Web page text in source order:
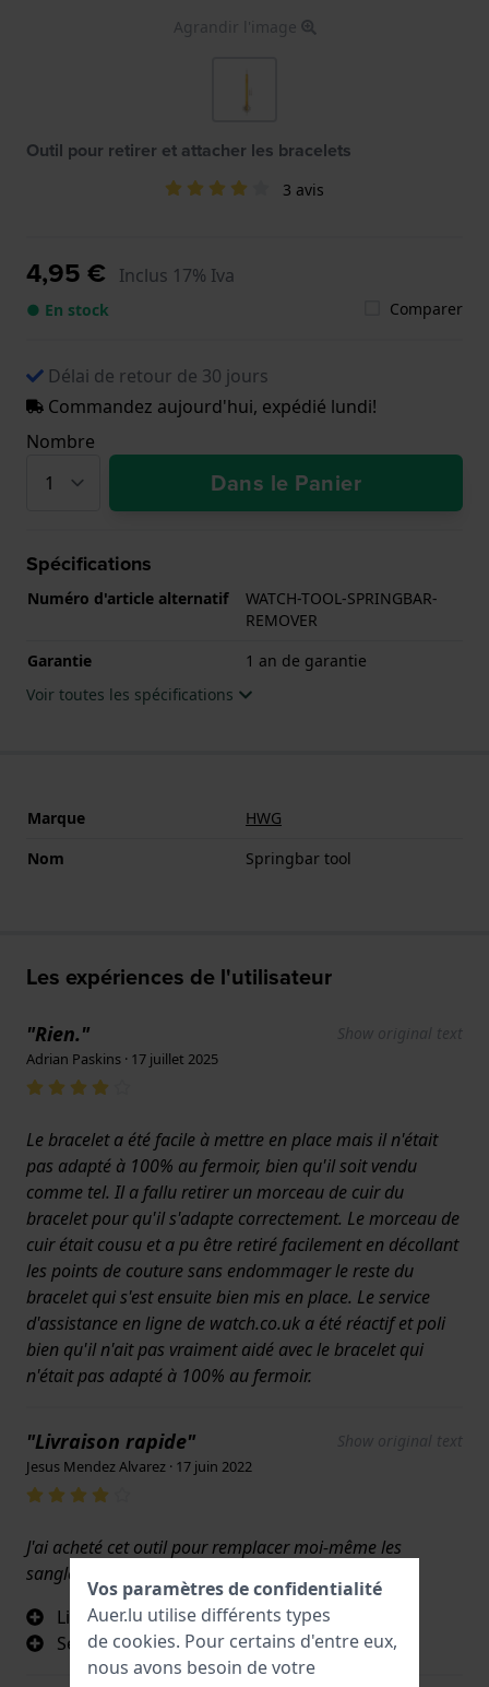
Agrandir l'image
Outil pour retirer et attacher les bracelets
3 avis
4,95 € Inclus 17% Iva
● En stock Comparer
Délai de retour de 30 jours
Commandez aujourd'hui, expédié lundi!
Nombre
Dans le Panier
Spécifications
Numéro d'article alternatif
WATCH-TOOL-SPRINGBAR-
REMOVER
Garantie
1 an de garantie
Voir toutes les spécifications
Marque
HWG
Nom
Springbar tool
Les expériences de l'utilisateur
"Rien." Show original text
Adrian Paskins · 17 juillet 2025
Le bracelet a été facile à mettre en place mais il n'était
pas adapté à 100% au fermoir, bien qu'il soit vendu
comme tel. Il a fallu retirer un morceau de cuir du
bracelet pour qu'il s'adapte correctement. Le morceau de
cuir était cousu et a pu être retiré facilement en décollant
les points de couture sans endommager le reste du
bracelet qui s'est ensuite bien mis en place. Le service
d'assistance en ligne de watch.co.uk a été réactif et poli
bien qu'il n'ait pas vraiment aidé avec le bracelet qui
n'était pas adapté à 100% au fermoir.
"Livraison rapide" Show original text
Jesus Mendez Alvarez · 17 juin 2022
J'ai acheté cet outil pour remplacer moi-même les
sangles, il est peut-être trop tôt pour l'évaluer.
Livraison rapide
Semble être de qualité
Vos paramètres de confidentialité
Auer.lu utilise différents types
de cookies. Pour certains d'entre eux,
nous avons besoin de votre